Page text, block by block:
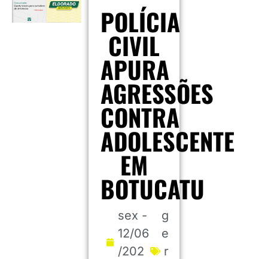
POLÍCIA
CIVIL
APURA
AGRESSÕES
CONTRA
ADOLESCENTE
EM
BOTUCATU
sex -
12/06
/202
g
e
r